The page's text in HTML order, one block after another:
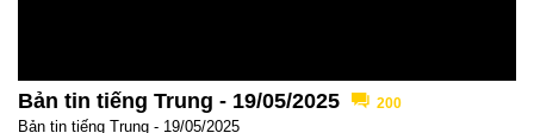
Bản tin tiếng Trung - 19/05/2025 200
Bản tin tiếng Trung - 19/05/2025